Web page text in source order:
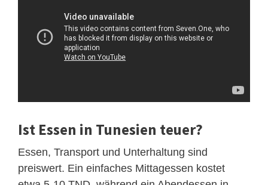
Ist Essen in Tunesien teuer?
Essen, Transport und Unterhaltung sind
preiswert. Ein einfaches Mittagessen kostet